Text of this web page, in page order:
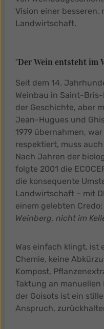
Vision einer besseren,
Landwirtschaft.
"Der Wein entsteht im
Seit dem 14.
Weinbau in Saint-
der Geschichte, aber
Jean-Hugues und
1979 übernahmen,
respektiert, muss
Nach Jahren der
folgte 2001 die
die konsequente
Landwirtschaft – mit
einem gelebten Credo:
Weinberg, nicht im
Was einfach klingt, ist
Chemie, keine
Kompost,
Taktung an manuellen
der Goisots ist ein
Anspruch,